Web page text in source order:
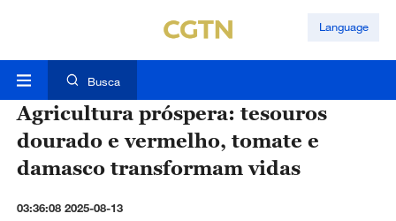
Language
Busca
Agricultura próspera: tesouros
dourado e vermelho, tomate e
damasco transformam vidas
03:36:08 2025-08-13